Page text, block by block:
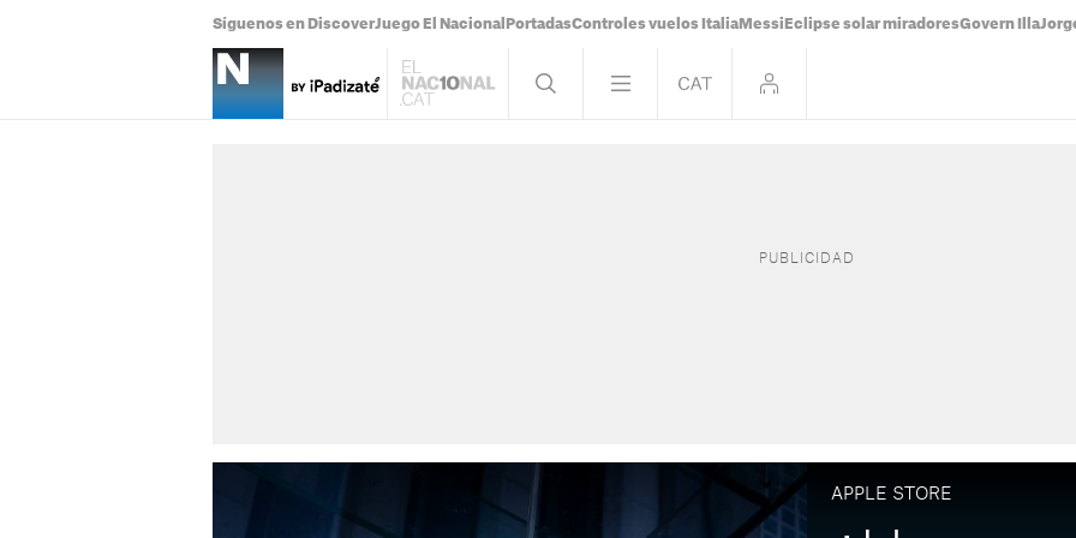
Síguenos en DiscoverJuego El Nacional PortadasControles vuelos Italia Messi Eclipse solar miradoresGovern Illa
APPLE STORE